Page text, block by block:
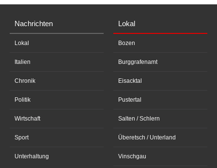
Nachrichten
Lokal
Italien
Chronik
Politik
Wirtschaft
Sport
Unterhaltung
Lokal
Bozen
Burggrafenamt
Eisacktal
Pustertal
Salten / Schlern
Überetsch / Unterland
Vinschgau